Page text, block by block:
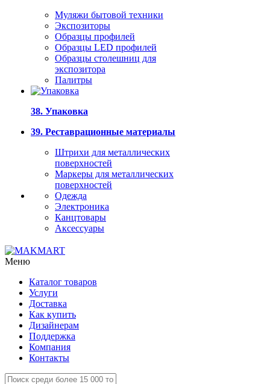
Муляжи бытовой техники
Экспозиторы
Образцы профилей
Образцы LED профилей
Образцы столешниц для
экспозитора
Палитры
38. Упаковка
39. Реставрационные материалы
Штрихи для металлических
поверхностей
Маркеры для металлических
поверхностей
Одежда
Электроника
Канцтовары
Аксессуары
Меню
Каталог товаров
Услуги
Доставка
Как купить
Дизайнерам
Поддержка
Компания
Контакты